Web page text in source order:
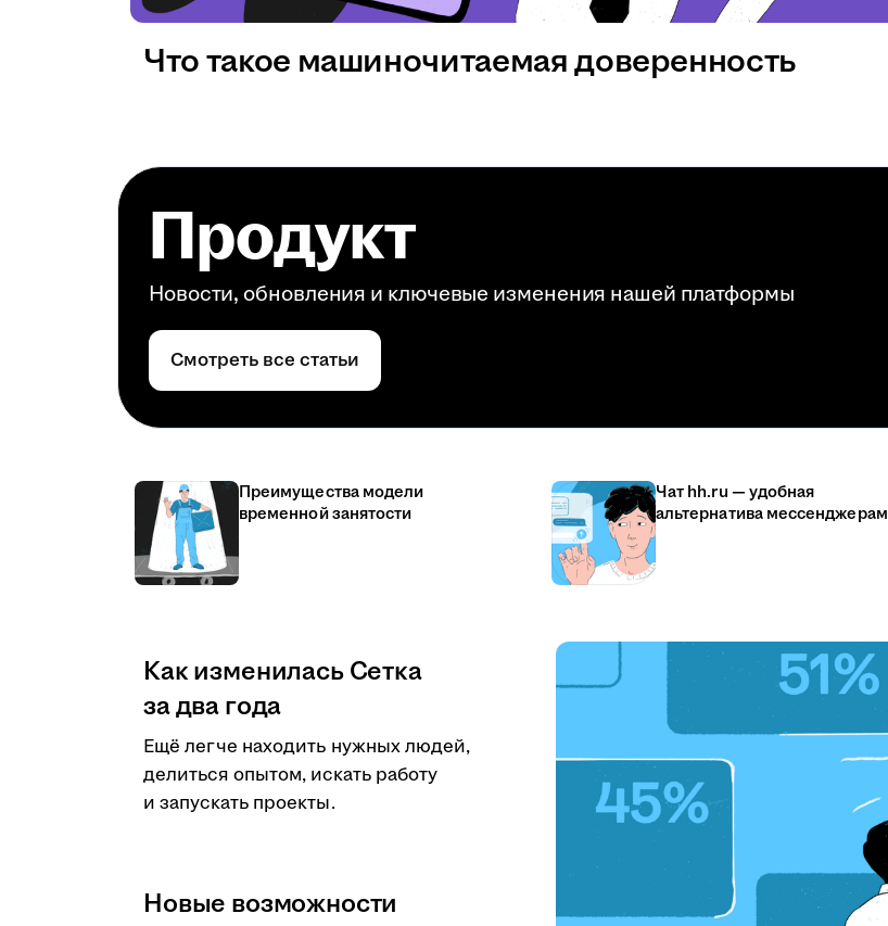
Что такое машиночитаемая доверенность
Продукт
Новости, обновления и ключевые изменения нашей платформы
Смотреть все статьи
Преимущества модели
временной занятости
Чат hh.ru — удобная
альтернатива мессенджерам
Как изменилась Сетка
за два года
Ещё легче находить нужных людей,
делиться опытом, искать работу
и запускать проекты.
Новые возможности